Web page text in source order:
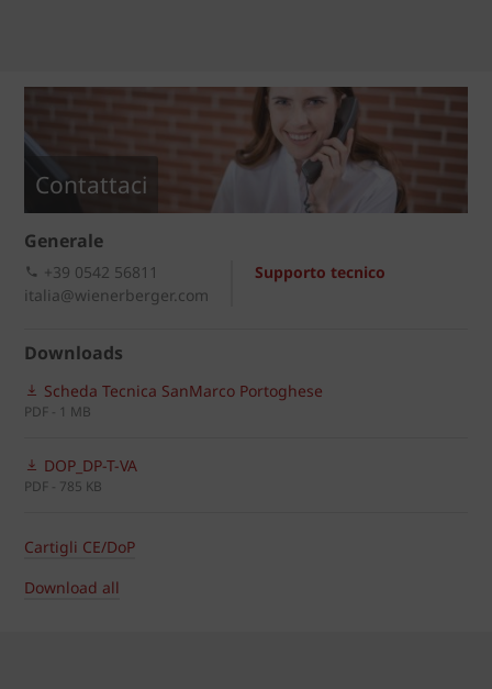
Contattaci
Generale
Supporto tecnico
+39 0542 56811
italia@wienerberger.com
Downloads
Scheda Tecnica SanMarco Portoghese
PDF - 1 MB
DOP_DP-T-VA
PDF - 785 KB
Cartigli CE/DoP
Download all